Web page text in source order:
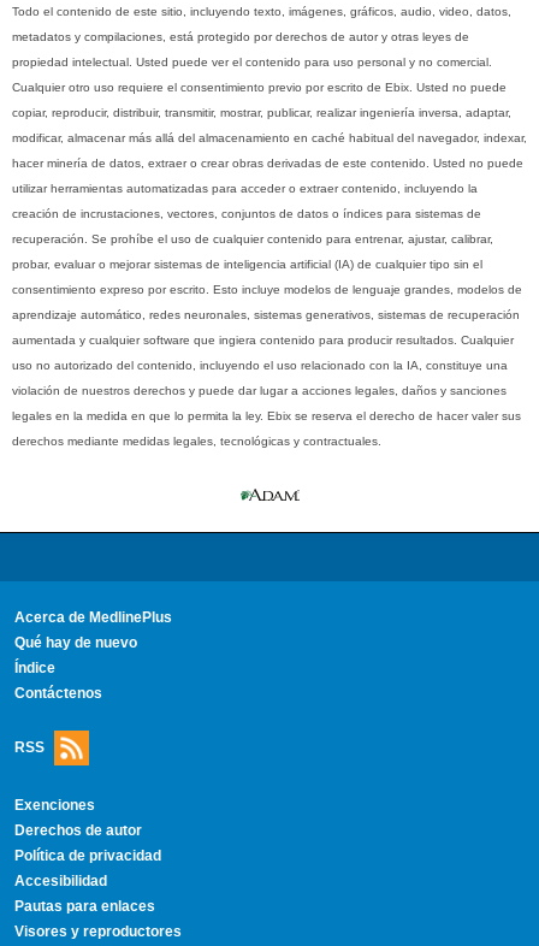
Todo el contenido de este sitio, incluyendo texto, imágenes, gráficos, audio, video, datos,
metadatos y compilaciones, está protegido por derechos de autor y otras leyes de
propiedad intelectual. Usted puede ver el contenido para uso personal y no comercial.
Cualquier otro uso requiere el consentimiento previo por escrito de Ebix. Usted no puede
copiar, reproducir, distribuir, transmitir, mostrar, publicar, realizar ingeniería inversa, adaptar,
modificar, almacenar más allá del almacenamiento en caché habitual del navegador, indexar,
hacer minería de datos, extraer o crear obras derivadas de este contenido. Usted no puede
utilizar herramientas automatizadas para acceder o extraer contenido, incluyendo la
creación de incrustaciones, vectores, conjuntos de datos o índices para sistemas de
recuperación. Se prohíbe el uso de cualquier contenido para entrenar, ajustar, calibrar,
probar, evaluar o mejorar sistemas de inteligencia artificial (IA) de cualquier tipo sin el
consentimiento expreso por escrito. Esto incluye modelos de lenguaje grandes, modelos de
aprendizaje automático, redes neuronales, sistemas generativos, sistemas de recuperación
aumentada y cualquier software que ingiera contenido para producir resultados. Cualquier
uso no autorizado del contenido, incluyendo el uso relacionado con la IA, constituye una
violación de nuestros derechos y puede dar lugar a acciones legales, daños y sanciones
legales en la medida en que lo permita la ley. Ebix se reserva el derecho de hacer valer sus
derechos mediante medidas legales, tecnológicas y contractuales.
Acerca de MedlinePlus
Qué hay de nuevo
Índice
Contáctenos
RSS
Exenciones
Derechos de autor
Política de privacidad
Accesibilidad
Pautas para enlaces
Visores y reproductores